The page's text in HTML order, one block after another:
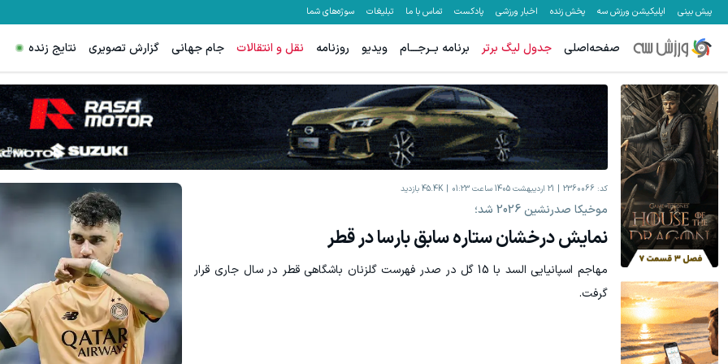
پیش بینی اپلیکیشن ورزش سه پخش زنده اخبار ورزشی پادکست تماس با ما تبلیغات سوژه‌های شما
صفحه‌اصلی جدول لیگ برتر برنامه بــرجـــام ویدیو روزنامه نقل و انتقالات جام جهانی گزارش تصویری نتایج زنده
کد: 2360066 21 اردیبهشت 1405 ساعت 01:23 45.4K بازدید
موخیکا صدرنشین 2026 شد؛
نمایش درخشان ستاره سابق بارسا در قطر
مهاجم اسپانیایی السد با 15 گل در صدر فهرست گلزنان باشگاهی قطر در سال جاری قرار
گرفت.